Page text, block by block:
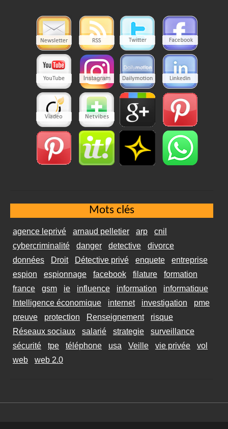
Mots clés
agence leprivé arnaud pelletier arp
cnil
cybercriminalité
danger detective
divorce
données
Droit Détective privé enquete
entreprise
espion
espionnage facebook filature
formation
france
gsm ie influence information
informatique
Intelligence économique
internet investigation
pme
preuve
protection Renseignement
risque
Réseaux sociaux
salarié strategie
surveillance
sécurité
tpe téléphone usa Veille vie privée
vol
web
web 2.0